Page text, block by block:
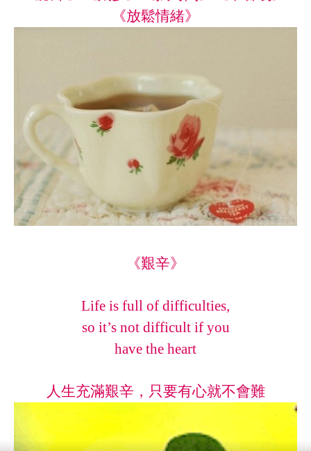
《放鬆情緒》
《艱辛》
Life is full of difficulties,
so it’s not difficult if you
have the heart
人生充滿艱辛，只要有心就不會難